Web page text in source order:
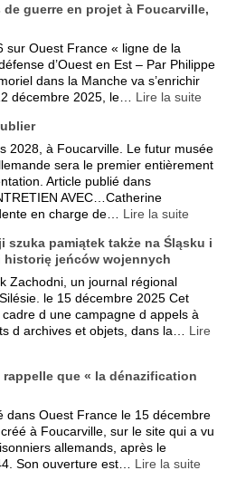
guerre en projet à Foucarville,
sur Ouest France « ligne de la
d’Ouest en Est – Par Philippe
dans la Manche va s’enrichir
décembre 2025, le… Lire la suite
2028, à Foucarville. Le futur musée
sera le premier entièrement
Article publié dans
AVEC…Catherine
en charge de… Lire la suite
szuka pamiątek także na Śląsku i
historię jeńców wojennych
Zachodni, un journal régional
le 15 décembre 2025 Cet
d une campagne d appels à
d archives et objets, dans la… Lire
que « la dénazification
dans Ouest France le 15 décembre
à Foucarville, sur le site qui a vu
allemands, après le
Son ouverture est… Lire la suite